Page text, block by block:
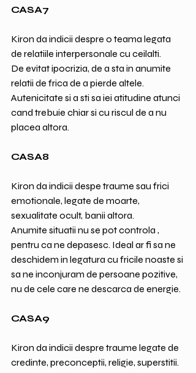
CASA7
Kiron da indicii despre o teama legata
de relatiile interpersonale cu ceilalti.
De evitat ipocrizia, de a sta in anumite
relatii de frica de a pierde altele.
Autenicitate si a sti sa iei atitudine atunci
cand trebuie chiar si cu riscul de a nu
placea altora.
CASA8
Kiron da indicii despe traume sau frici
emotionale, legate de moarte,
sexualitate ocult, banii altora.
Anumite situatii nu se pot controla ,
pentru ca ne depasesc. Ideal ar fi sa ne
deschidem in legatura cu fricile noaste si
sa ne inconjuram de persoane pozitive,
nu de cele care ne descarca de energie.
CASA9
Kiron da indicii despre traume legate de
credinte, preconceptii, religie, superstitii.